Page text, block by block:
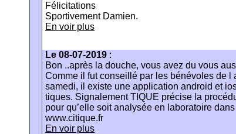
Félicitations
Sportivement Damien.
En voir plus
Le 08-07-2019 :
Bon ..après la douche, vous avez du vous
Comme il fut conseillé par les bénévoles de
samedi, il existe une application android et
tiques. Signalement TIQUE précise la
pour qu’elle soit analysée en laboratoire
www.citique.fr
En voir plus